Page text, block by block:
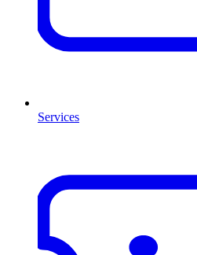
Services